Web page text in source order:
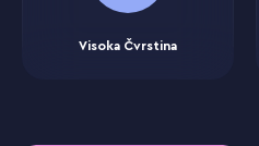
Visoka Čvrstina